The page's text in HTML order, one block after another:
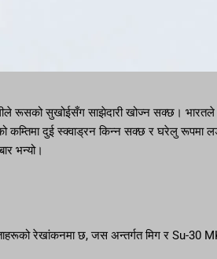
रूसको सुखोईसँग साझेदारी खोज्न सक्छ।
दुई स्क्वाड्रन किन्न सक्छ र घरेलु रूपमा
भन्यो।
रेखांकनमा छ, जस अन्तर्गत मिग र Su-30